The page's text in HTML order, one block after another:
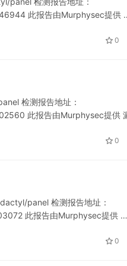
此报告由Murphysec提供
0
检测报告地址：
此报告由Murphysec提供
0
panel 检测报告地址：
此报告由Murphysec提供 …
0